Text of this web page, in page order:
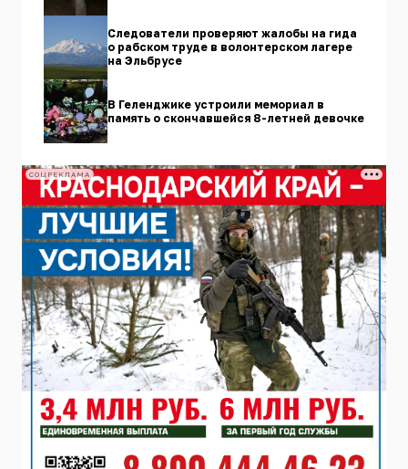
Следователи проверяют жалобы на гида
о рабском труде в волонтерском лагере
на Эльбрусе
В Геленджике устроили мемориал в
память о скончавшейся 8-летней девочке
СОЦРЕКЛАМА